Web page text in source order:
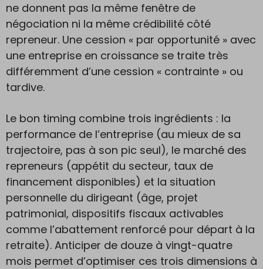
ne donnent pas la même fenêtre de
négociation ni la même crédibilité côté
repreneur. Une cession « par opportunité » avec
une entreprise en croissance se traite très
différemment d’une cession « contrainte » ou
tardive.
Le bon timing combine trois ingrédients : la
performance de l’entreprise (au mieux de sa
trajectoire, pas à son pic seul), le marché des
repreneurs (appétit du secteur, taux de
financement disponibles) et la situation
personnelle du dirigeant (âge, projet
patrimonial, dispositifs fiscaux activables
comme l’abattement renforcé pour départ à la
retraite). Anticiper de douze à vingt-quatre
mois permet d’optimiser ces trois dimensions à